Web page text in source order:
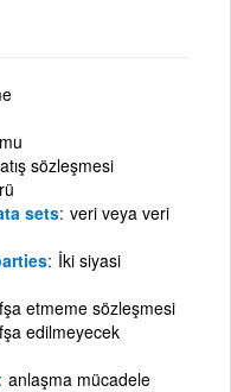
sözleşmesi
sets veri veya veri
İki siyasi
etmeme sözleşmesi
edilmeyecek
anlaşma mücadele